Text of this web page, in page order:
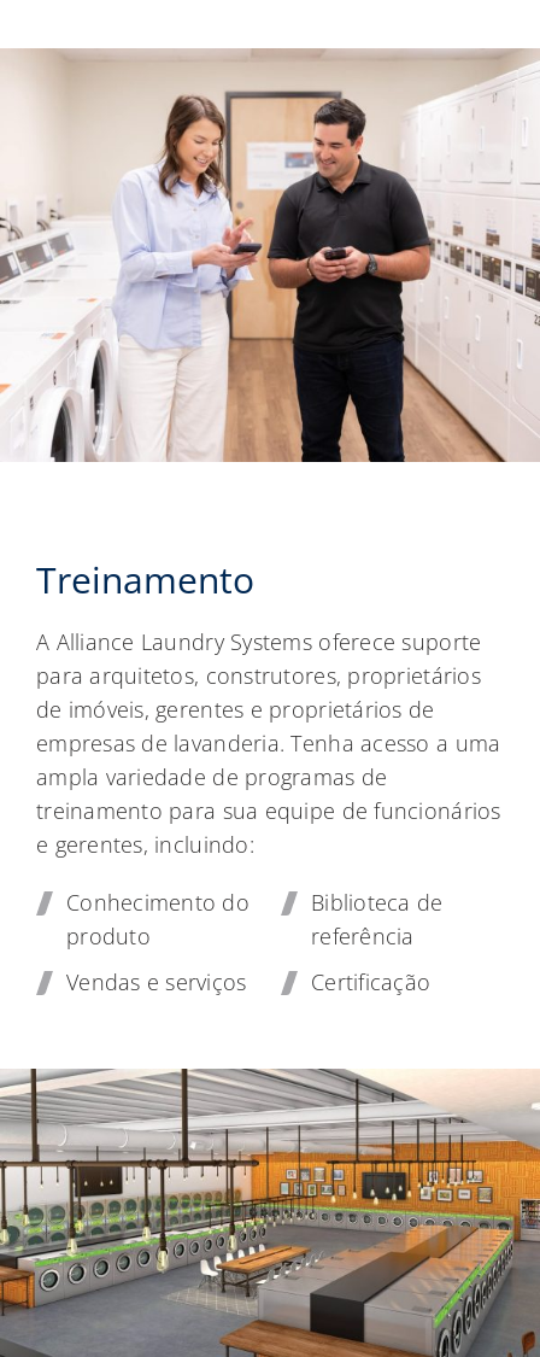
Treinamento
A Alliance Laundry Systems oferece suporte
para arquitetos, construtores, proprietários
de imóveis, gerentes e proprietários de
empresas de lavanderia. Tenha acesso a uma
ampla variedade de programas de
treinamento para sua equipe de funcionários
e gerentes, incluindo:
Conhecimento do
produto
Vendas e serviços
Biblioteca de
referência
Certificação